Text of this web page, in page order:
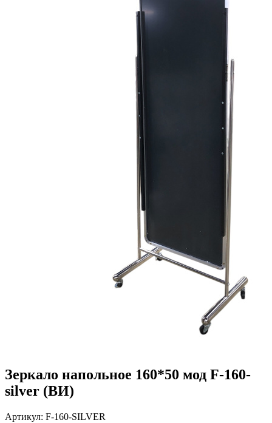
Зеркало напольное 160*50 мод F-160-
silver (ВИ)
Артикул: F-160-SILVER